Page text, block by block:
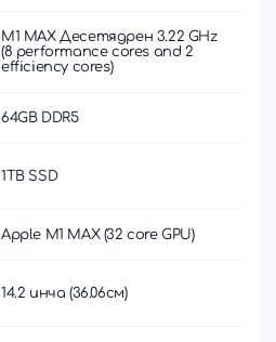
M1 MAX Десетядрен 3.22 GHz
(8 performance cores and 2
efficiency cores)
64GB DDR5
1TB SSD
Apple M1 MAX (32 core GPU)
14.2 инча (36.06см)